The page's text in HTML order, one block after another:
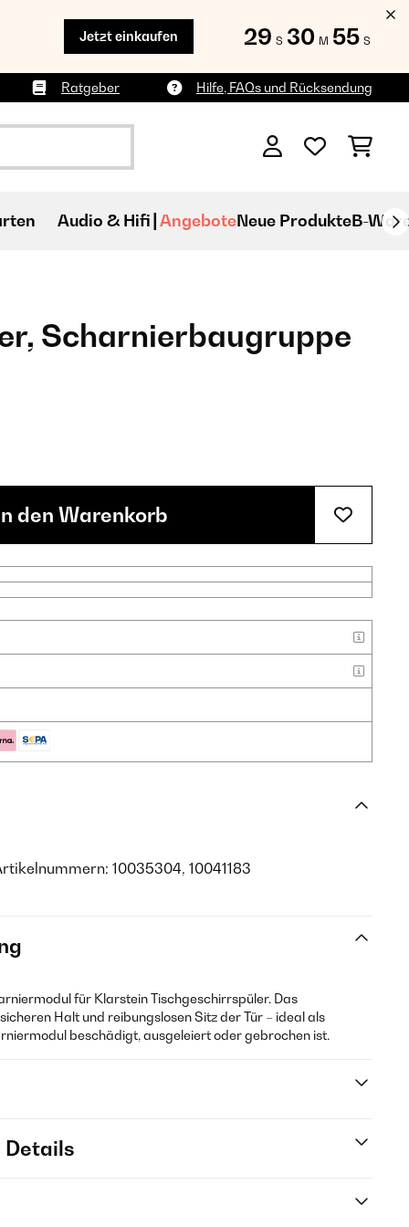
Jetzt einkaufen 29 S 30 M 53 S
Ratgeber Hilfe, FAQs und Rücksendung
Audio & Hifi AngeboteNeue ProdukteB-
Scharnierbaugruppe
den Warenkorb
10035304, 10041183
für Klarstein Tischgeschirrspüler. Das
Halt und reibungslosen Sitz der Tür – ideal als
beschädigt, ausgeleiert oder gebrochen ist.
Details